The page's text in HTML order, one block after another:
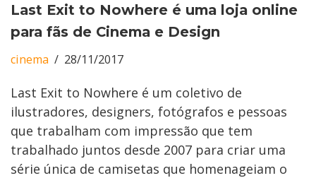
Last Exit to Nowhere é uma loja online
para fãs de Cinema e Design
cinema 28/11/2017
Last Exit to Nowhere é um coletivo de
ilustradores, designers, fotógrafos e pessoas
que trabalham com impressão que tem
trabalhado juntos desde 2007 para criar uma
série única de camisetas que homenageiam o